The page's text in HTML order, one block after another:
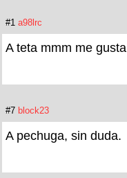
#1 a98lrc
A teta mmm me gusta
#7 block23
A pechuga, sin duda.